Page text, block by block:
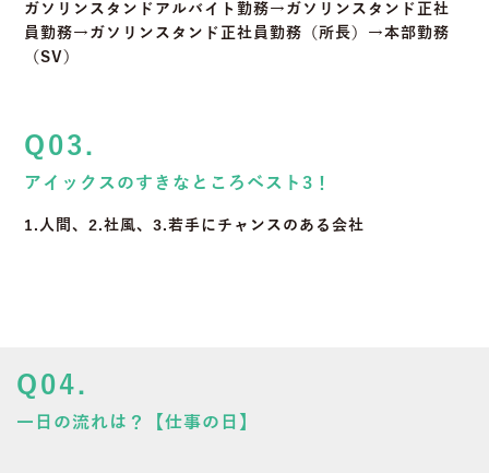
ガソリンスタンドアルバイト勤務→ガソリンスタンド正社
員勤務→ガソリンスタンド正社員勤務（所長）→本部勤務
（SV）
Q03.
アイックスのすきなところベスト3！
1.人間、2.社風、3.若手にチャンスのある会社
Q04.
一日の流れは？【仕事の日】